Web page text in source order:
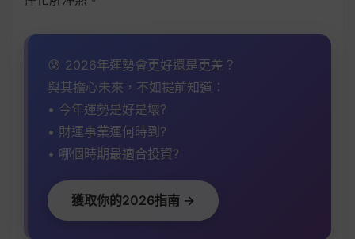
😰 2026年運勢會更好還是更差？
與其擔心未來，不如提前知道：
• 今年運勢是好是壞?
• 財運事業運何時到?
• 哪個時期最適合投資?
獲取你的2026指南 →